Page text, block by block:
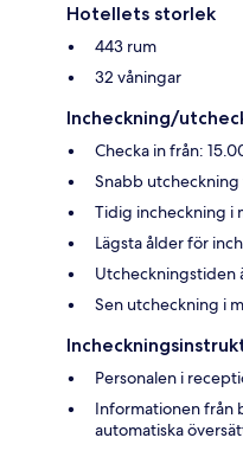
Hotellets storlek
443 rum
32 våningar
Incheckning/
Checka in från:
Snabb
Tidig incheckning i
Lägsta ålder för
Utcheckningstiden
Sen utcheckning i
Personalen i
Informationen från
automatiska